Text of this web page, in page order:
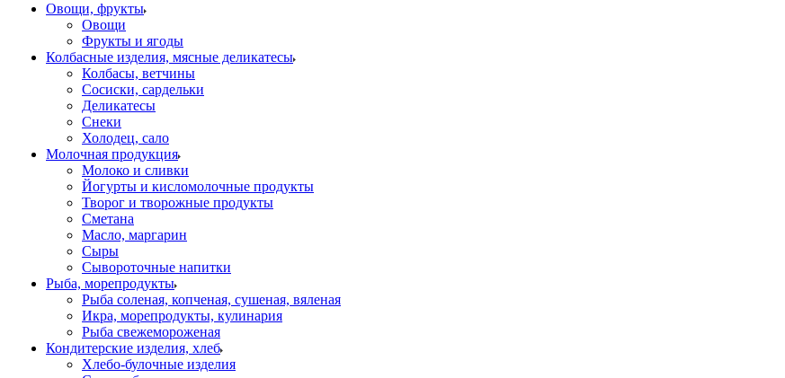
Овощи, фрукты
Овощи
Фрукты и ягоды
Колбасные изделия, мясные деликатесы
Колбасы, ветчины
Сосиски, сардельки
Деликатесы
Снеки
Холодец, сало
Молочная продукция
Молоко и сливки
Йогурты и кисломолочные продукты
Творог и творожные продукты
Сметана
Масло, маргарин
Сыры
Сывороточные напитки
Рыба, морепродукты
Рыба соленая, копченая, сушеная, вяленая
Икра, морепродукты, кулинария
Рыба свежемороженая
Кондитерские изделия, хлеб
Хлебо-булочные изделия